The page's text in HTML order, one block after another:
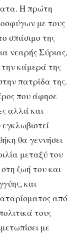
Η πρώτη
με τους
σπάσιμο της
νεαρής Σύριας,
κάμερά της
πατρίδα της.
που άφησε
αλλά και
θα γεννήσει
μεταξύ του
ζωή του και
και
από
τους
με